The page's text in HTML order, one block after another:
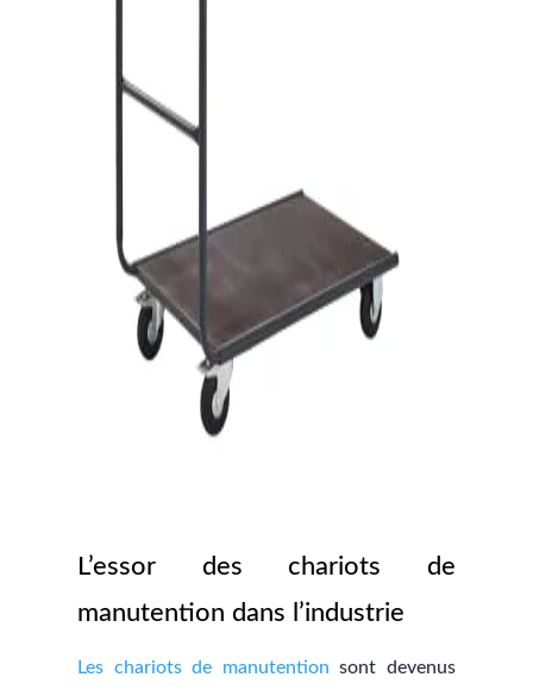
L’essor des chariots de
manutention dans l’industrie
Les chariots de manutention sont devenus